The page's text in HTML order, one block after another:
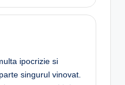
ipocrizie si
singurul vinovat.